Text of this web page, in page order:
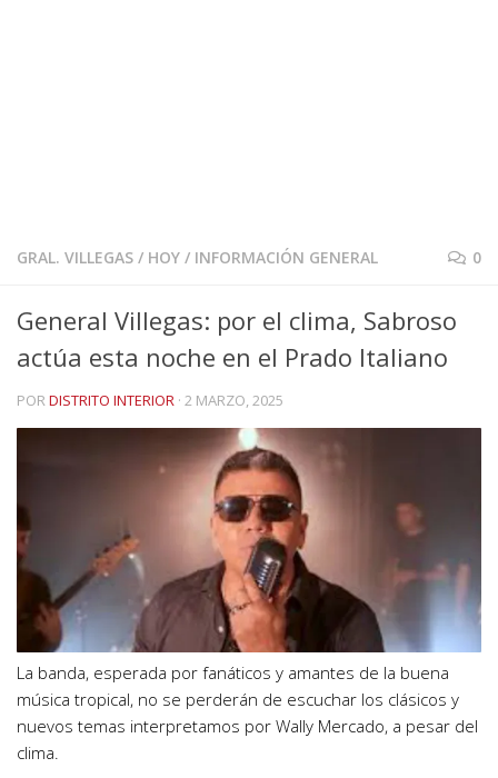
GRAL. VILLEGAS / HOY / INFORMACIÓN GENERAL 0
General Villegas: por el clima, Sabroso
actúa esta noche en el Prado Italiano
PORDISTRITO INTERIOR · 2 MARZO, 2025
La banda, esperada por fanáticos y amantes de la buena
música tropical, no se perderán de escuchar los clásicos y
nuevos temas interpretamos por Wally Mercado, a pesar del
clima.